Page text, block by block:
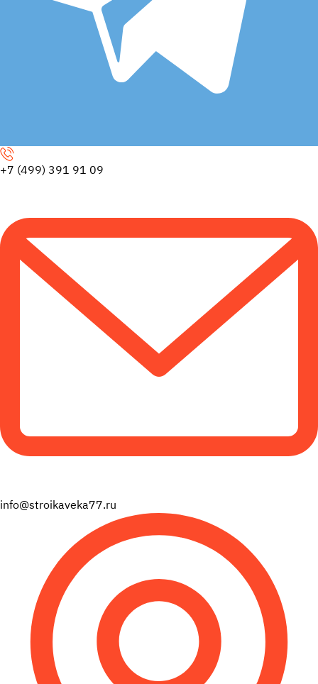
+7 (499) 391 91 09
info@stroikaveka77.ru